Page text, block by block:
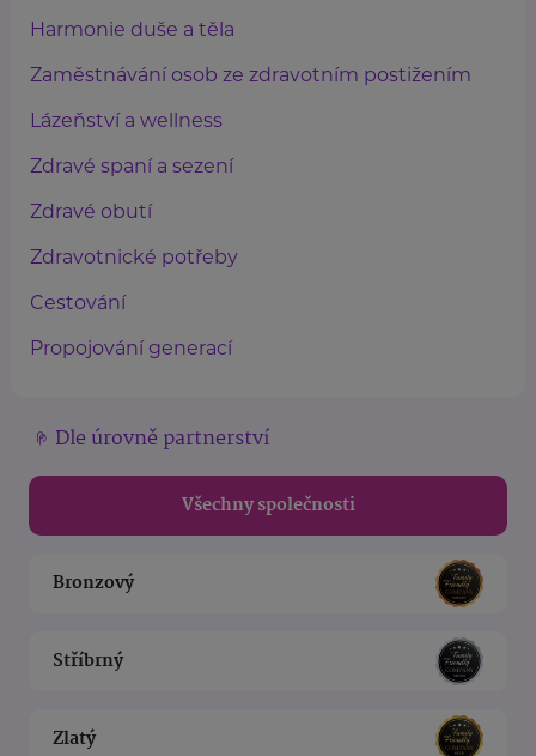
Harmonie duše a těla
Zaměstnávání osob ze zdravotním postižením
Lázeňství a wellness
Zdravé spaní a sezení
Zdravé obutí
Zdravotnické potřeby
Cestování
Propojování generací
Dle úrovně partnerství
Všechny společnosti
Bronzový
Stříbrný
Zlatý